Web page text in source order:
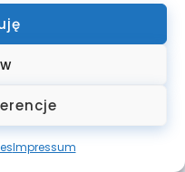
Impressum
Departament
sposób, w nowym
najistotniejsze
aktów
w czasie
programu